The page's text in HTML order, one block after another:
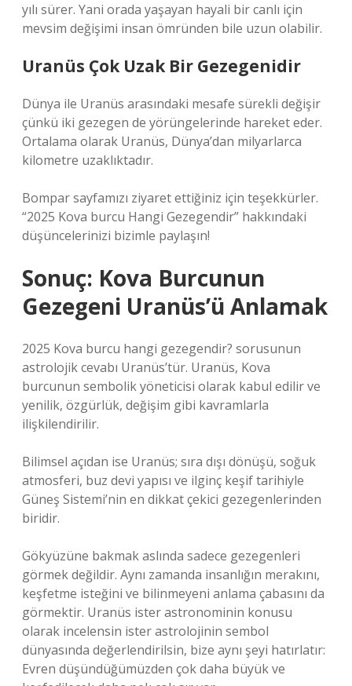
yılı sürer. Yani orada yaşayan hayali bir canlı için
mevsim değişimi insan ömründen bile uzun olabilir.
Uranüs Çok Uzak Bir Gezegenidir
Dünya ile Uranüs arasındaki mesafe sürekli değişir
çünkü iki gezegen de yörüngelerinde hareket eder.
Ortalama olarak Uranüs, Dünya’dan milyarlarca
kilometre uzaklıktadır.
Bompar sayfamızı ziyaret ettiğiniz için teşekkürler.
“2025 Kova burcu Hangi Gezegendir” hakkındaki
düşüncelerinizi bizimle paylaşın!
Sonuç: Kova Burcunun
Gezegeni Uranüs’ü Anlamak
2025 Kova burcu hangi gezegendir? sorusunun
astrolojik cevabı Uranüs’tür. Uranüs, Kova
burcunun sembolik yöneticisi olarak kabul edilir ve
yenilik, özgürlük, değişim gibi kavramlarla
ilişkilendirilir.
Bilimsel açıdan ise Uranüs; sıra dışı dönüşü, soğuk
atmosferi, buz devi yapısı ve ilginç keşif tarihiyle
Güneş Sistemi’nin en dikkat çekici gezegenlerinden
biridir.
Gökyüzüne bakmak aslında sadece gezegenleri
görmek değildir. Aynı zamanda insanlığın merakını,
keşfetme isteğini ve bilinmeyeni anlama çabasını da
görmektir. Uranüs ister astronominin konusu
olarak incelensin ister astrolojinin sembol
dünyasında değerlendirilsin, bize aynı şeyi hatırlatır:
Evren düşündüğümüzden çok daha büyük ve